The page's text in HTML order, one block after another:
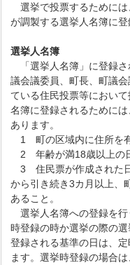
選挙で投票するためには
が調製する選挙人名簿に
選挙人名簿
「選挙人名簿」に登録さ
議会議委員、町長、町議
ている住民投票等において
名簿に登録されるために
あります。
1 町の区域内に住所を
2 年齢が満18歳以上の
3 住民票が作成された日
から引き続き3カ月以上、
あること。
選挙人名簿への登録を行
時登録の時か選挙の際の選
登録される基準の日は、
ます。選挙時登録の場合